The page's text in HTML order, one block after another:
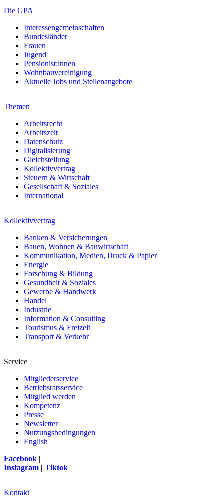
Die GPA
Interessengemeinschaften
Bundesländer
Frauen
Jugend
Pensionist:innen
Wohnbauvereinigung
Aktuelle Jobs und Stellenangebote
Themen
Arbeitsrecht
Arbeitszeit
Datenschutz
Digitalisierung
Gleichstellung
Kollektivvertrag
Steuern & Wirtschaft
Gesellschaft & Soziales
International
Kollektivvertrag
Banken & Versicherungen
Bauen, Wohnen & Bauwirtschaft
Kommunikation, Medien, Druck & Papier
Energie
Forschung & Bildung
Gesundheit & Soziales
Gewerbe & Handwerk
Handel
Industrie
Information & Consulting
Tourismus & Freizeit
Transport & Verkehr
Service
Mitgliederservice
Betriebsratsservice
Mitglied werden
Kompetenz
Presse
Newsletter
Nutzungsbedingungen
English
Facebook |
Instagram | Tiktok
Kontakt